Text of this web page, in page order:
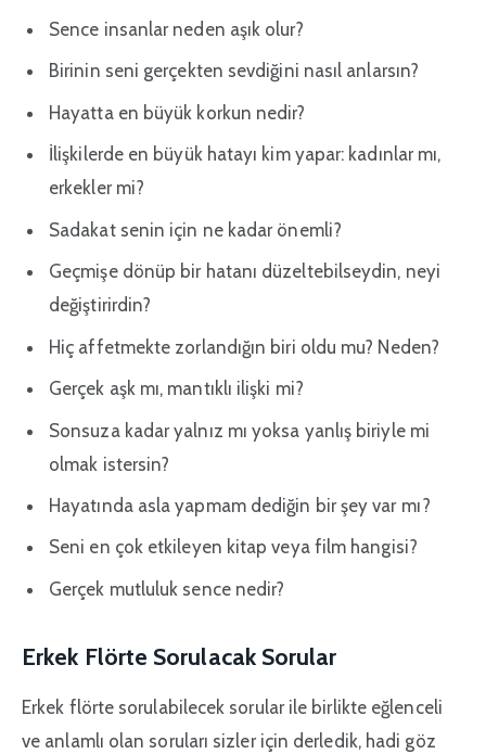
Sence insanlar neden aşık olur?
Birinin seni gerçekten sevdiğini nasıl anlarsın?
Hayatta en büyük korkun nedir?
İlişkilerde en büyük hatayı kim yapar: kadınlar mı,
erkekler mi?
Sadakat senin için ne kadar önemli?
Geçmişe dönüp bir hatanı düzeltebilseydin, neyi
değiştirirdin?
Hiç affetmekte zorlandığın biri oldu mu? Neden?
Gerçek aşk mı, mantıklı ilişki mi?
Sonsuza kadar yalnız mı yoksa yanlış biriyle mi
olmak istersin?
Hayatında asla yapmam dediğin bir şey var mı?
Seni en çok etkileyen kitap veya film hangisi?
Gerçek mutluluk sence nedir?
Erkek Flörte Sorulacak Sorular
Erkek flörte sorulabilecek sorular ile birlikte eğlenceli
ve anlamlı olan soruları sizler için derledik, hadi göz